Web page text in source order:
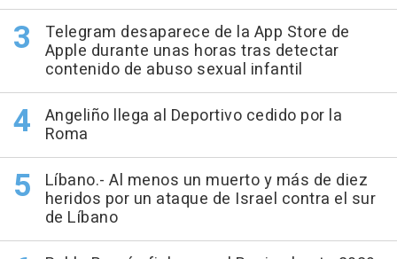
Telegram desaparece de la App Store de
Apple durante unas horas tras detectar
contenido de abuso sexual infantil
Angeliño llega al Deportivo cedido por la
Roma
Líbano.- Al menos un muerto y más de diez
heridos por un ataque de Israel contra el sur
de Líbano